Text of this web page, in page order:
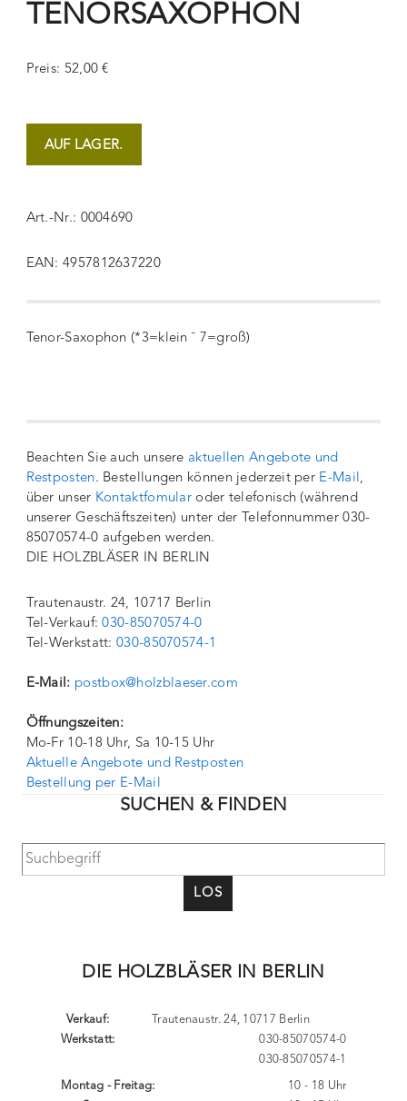
TENORSAXOPHON
Preis: 52,00 €
AUF LAGER.
Art.-Nr.: 0004690
EAN: 4957812637220
Tenor-Saxophon (*3=klein ¯ 7=groß)
Beachten Sie auch unsere aktuellen Angebote und
Restposten. Bestellungen können jederzeit per E-Mail,
über unser Kontaktfomular oder telefonisch (während
unserer Geschäftszeiten) unter der Telefonnummer 030-
85070574-0 aufgeben werden.
DIE HOLZBLÄSER IN BERLIN
Trautenaustr. 24, 10717 Berlin
Tel-Verkauf:030-85070574-0
Tel-Werkstatt:030-85070574-1
E-Mail: postbox@holzblaeser.com
Öffnungszeiten:
Mo-Fr 10-18 Uhr, Sa 10-15 Uhr
Aktuelle Angebote und Restposten
Bestellung per E-Mail
SUCHEN & FINDEN
LOS
DIE HOLZBLÄSER IN BERLIN
Trautenaustr. 24, 10717 Berlin
Verkauf:
Werkstatt:
030-85070574-0
030-85070574-1
Montag - Freitag:
10 - 18 Uhr